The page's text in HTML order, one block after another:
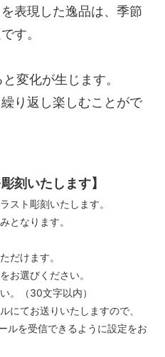
表現した逸品は、季節
す。
変化が生じます。
り返し楽しむことがで
刻いたします】
スト彫刻いたします。
となります。
だけます。
お選びください。
。（30文字以内）
にてお送りいたしますので、
ルを受信できるように設定をお